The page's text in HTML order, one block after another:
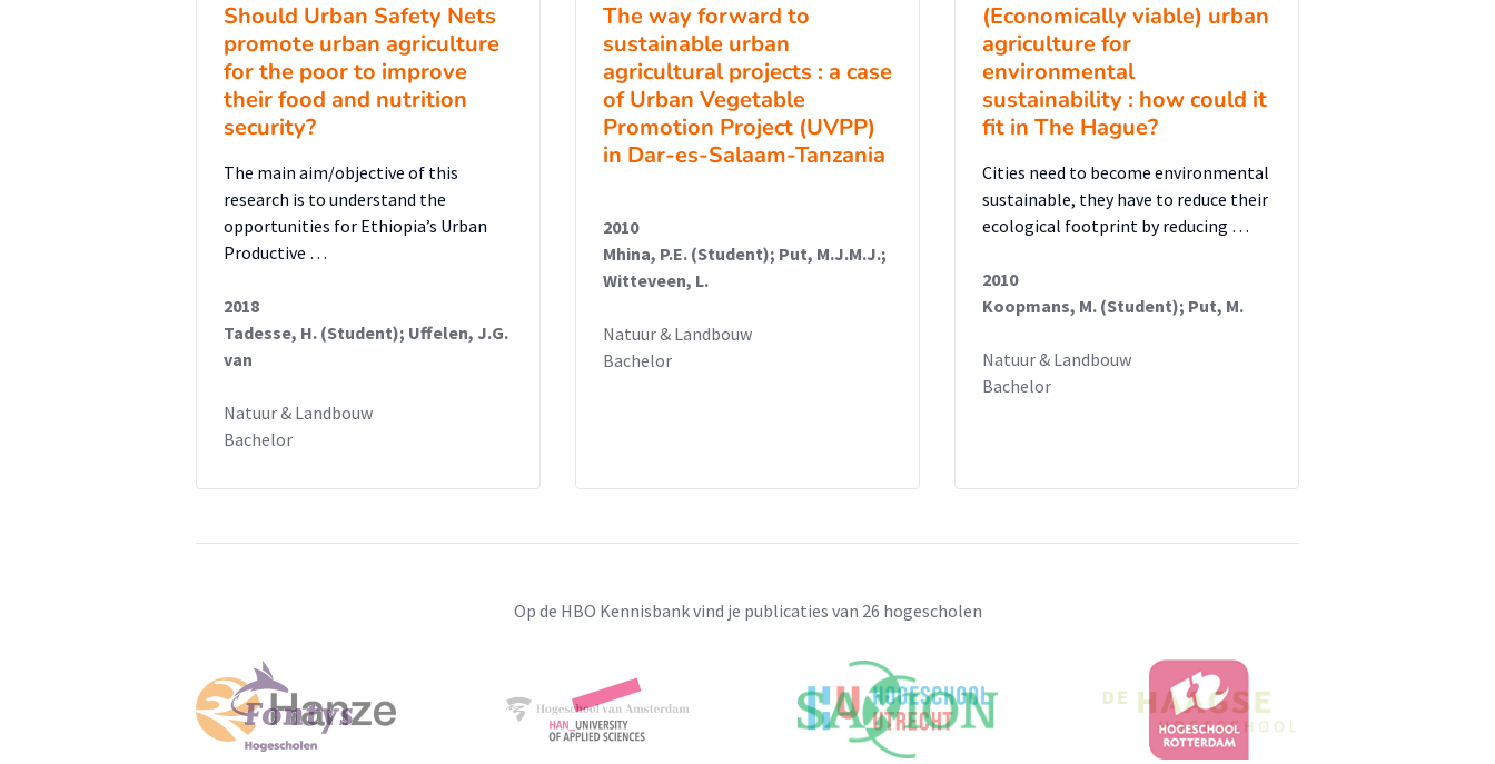
Should Urban Safety Nets
promote urban agriculture
for the poor to improve
their food and nutrition
security?
The main aim/objective of this
research is to understand the
opportunities for Ethiopia’s Urban
Productive …
2018
Tadesse, H. (Student); Uffelen, J.G.
van
Natuur & Landbouw
Bachelor
The way forward to
sustainable urban
agricultural projects : a case
of Urban Vegetable
Promotion Project (UVPP)
in Dar-es-Salaam-Tanzania
2010
Mhina, P.E. (Student); Put, M.J.M.J.;
Witteveen, L.
Natuur & Landbouw
Bachelor
(Economically viable) urban
agriculture for
environmental
sustainability : how could it
fit in The Hague?
Cities need to become environmental
sustainable, they have to reduce their
ecological footprint by reducing …
2010
Koopmans, M. (Student); Put, M.
Natuur & Landbouw
Bachelor
Op de HBO Kennisbank vind je publicaties van 26 hogescholen